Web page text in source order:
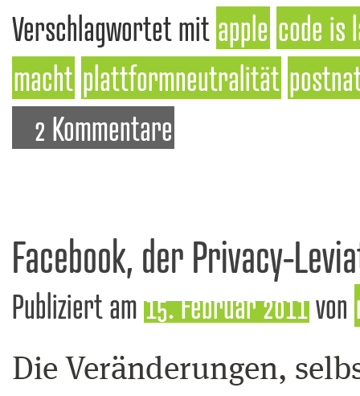
Verschlagwortet mit apple code is
macht plattformneutralität
2 Kommentare
Facebook, der Privacy-
Publiziert am 15. Februar 2011von
Die Veränderungen,